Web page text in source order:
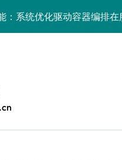
：系统优化驱动容器编排
署+智能编排：边缘计算服
系统容器化部署：网关视角
+编排工具双擎驱动：服务
无障碍：系统容器化部署